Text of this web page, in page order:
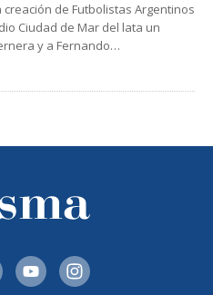
de Futbolistas Argentinos
Ciudad de Mar del lata un
y a Fernando…